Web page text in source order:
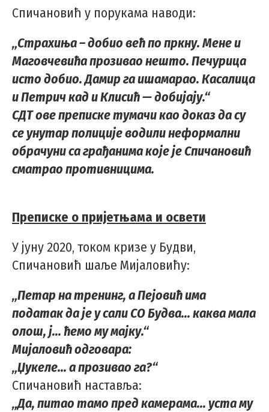
Спичановић у порукама наводи:
„Страхиња – добио већ по пркну. Мене и
Маговчевића прозивао нешто. Печурица
исто добио. Дамир га ишамарао. Касалица
и Петрич кад и Клисић — добијају.“
СДТ ове преписке тумачи као доказ да су
се унутар полиције водили неформални
обрачуни са грађанима које је Спичановић
сматрао противницима.
Преписке о пријетњама и освети
У јуну 2020, током кризе у Будви,
Спичановић шаље Мијаловићу:
„Петар на тренинг, а Пејовић има
податак да је у сали СО Будва... каква мала
олош, ј... ћемо му мајку.“
Мијаловић одговара:
„Џукеле... а прозивао га?“
Спичановић наставља:
„Да, питао тамо пред камерама... уста му